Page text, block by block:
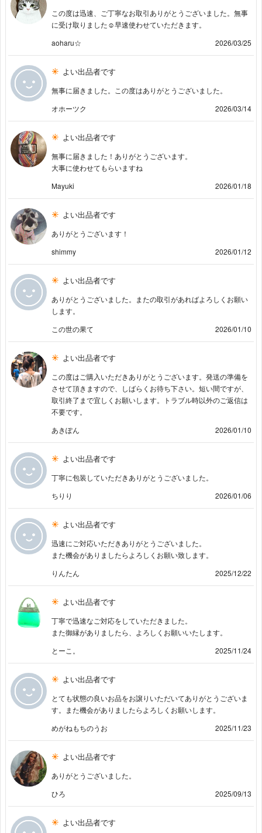
この度は迅速、ご丁寧なお取引ありがとうございました。無事
に受け取りました︎☺︎早速使わせていただきます。
aoharu☆
2026/03/25
よい出品者です
無事に届きました。この度はありがとうございました。
オホーツク
2026/03/14
よい出品者です
無事に届きました！ありがとうございます。
大事に使わせてもらいますね
Mayuki
2026/01/18
よい出品者です
ありがとうございます！
shimmy
2026/01/12
よい出品者です
ありがとうございました。またの取引があればよろしくお願い
します。
この世の果て
2026/01/10
よい出品者です
この度はご購入いただきありがとうございます。発送の準備を
させて頂きますので、しばらくお待ち下さい。短い間ですが、
取引終了まで宜しくお願いします。トラブル時以外のご返信は
不要です。
あきぽん
2026/01/10
よい出品者です
丁寧に包装していただきありがとうございました。
ちりり
2026/01/06
よい出品者です
迅速にご対応いただきありがとうございました。
また機会がありましたらよろしくお願い致します。
りんたん
2025/12/22
よい出品者です
丁寧で迅速なご対応をしていただきました。
また御縁がありましたら、よろしくお願いいたします。
とーこ。
2025/11/24
よい出品者です
とても状態の良いお品をお譲りいただいてありがとうございま
す。また機会がありましたらよろしくお願いします。
めがねもちのうお
2025/11/23
よい出品者です
ありがとうございました。
ひろ
2025/09/13
よい出品者です